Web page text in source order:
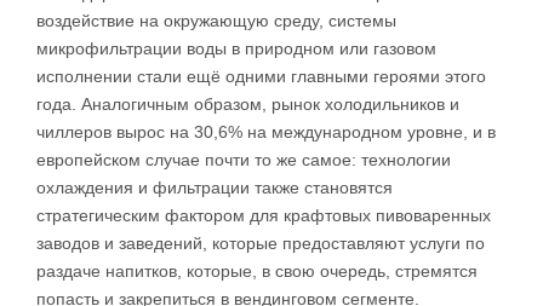
воздействие на окружающую среду, системы
микрофильтрации воды в природном или газовом
исполнении стали ещё одними главными героями этого
года. Аналогичным образом, рынок холодильников и
чиллеров вырос на 30,6% на международном уровне, и в
европейском случае почти то же самое: технологии
охлаждения и фильтрации также становятся
стратегическим фактором для крафтовых пивоваренных
заводов и заведений, которые предоставляют услуги по
раздаче напитков, которые, в свою очередь, стремятся
попасть и закрепиться в вендинговом сегменте.